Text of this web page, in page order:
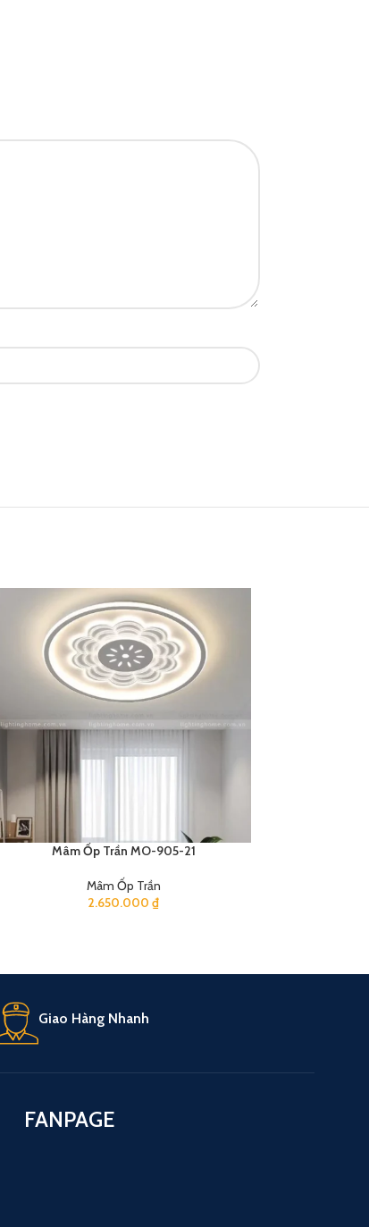
Mâm Ốp Trần MO-905-21
Mâm Ốp Trần
2.650.000₫
Giao Hàng Nhanh
FANPAGE